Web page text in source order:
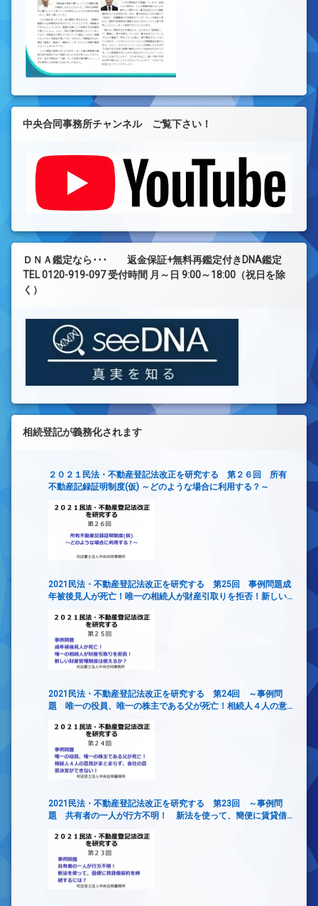
中央合同事務所チャンネル ご覧下さい！
ＤＮＡ鑑定なら･･･ 返金保証+無料再鑑定付きDNA鑑定
TEL 0120-919-097 受付時間 月～日 9:00～18:00（祝日を除
く）
相続登記が義務化されます
２０２１民法・不動産登記法改正を研究する 第２６回 所有
不動産記録証明制度(仮) ～どのような場合に利用する？～
2021民法・不動産登記法改正を研究する 第25回 事例問題成
年被後見人が死亡！唯一の相続人が財産引取りを拒否！新しい
2021民法・不動産登記法改正を研究する 第24回 ～事例問
題 唯一の役員、唯一の株主である父が死亡！相続人４人の意
2021民法・不動産登記法改正を研究する 第23回 ～事例問
題 共有者の一人が行方不明！ 新法を使って、簡便に賃貸借